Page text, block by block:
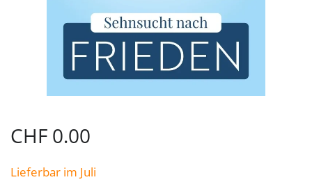
CHF 0.00
Lieferbar im Juli